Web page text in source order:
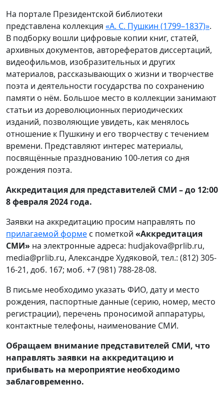
На портале Президентской библиотеки
представлена коллекция «А. С. Пушкин (1799–1837)».
В подборку вошли цифровые копии книг, статей,
архивных документов, авторефератов диссертаций,
видеофильмов, изобразительных и других
материалов, рассказывающих о жизни и творчестве
поэта и деятельности государства по сохранению
памяти о нём. Большое место в коллекции занимают
статьи из дореволюционных периодических
изданий, позволяющие увидеть, как менялось
отношение к Пушкину и его творчеству с течением
времени. Представляют интерес материалы,
посвящённые празднованию 100-летия со дня
рождения поэта.
Аккредитация для представителей СМИ – до 12:00
8 февраля 2024 года.
Заявки на аккредитацию просим направлять по
прилагаемой форме с пометкой «Аккредитация
СМИ» на электронные адреса: hudjakova@prlib.ru,
media@prlib.ru, Александре Худяковой, тел.: (812) 305-
16-21, доб. 167; моб. +7 (981) 788-28-08.
В письме необходимо указать ФИО, дату и место
рождения, паспортные данные (серию, номер, место
регистрации), перечень проносимой аппаратуры,
контактные телефоны, наименование СМИ.
Обращаем внимание представителей СМИ, что
направлятьзаявки на аккредитацию и
прибывать на мероприятие необходимо
заблаговременно.